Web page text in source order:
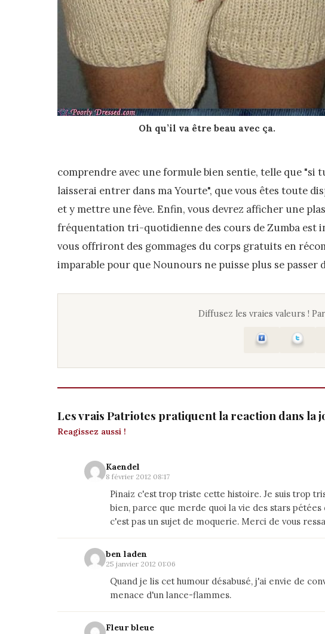
Oh qu’il va être beau avec ça.
comprendre avec une formule bien sentie, telle que "si
laisserai entrer dans ma Yourte", que vous êtes toute
et y mettre une fève. Enfin, vous devrez afficher une
fréquentation tri-quotidienne des cours de Zumba est
vous offriront des gommages du corps gratuits en
imparable pour que Nounours ne puisse plus se passer
Diffusez les vraies valeurs !
Les vrais Patriotes pratiquent la reaction dans la
Reagissez aussi !
Kaendel
8 février 2012 08:17
Pinaiz c'est trop triste cette histoire. Je suis trop
bien, parce que merde quoi la vie des stars
c'est pas un sujet de moquerie. Merci de vous
ben laden
25 janvier 2012 01:06
Quand je lis cet humour désabusé, j'ai envie de
menace d'un lance-flammes.
Fleur bleue